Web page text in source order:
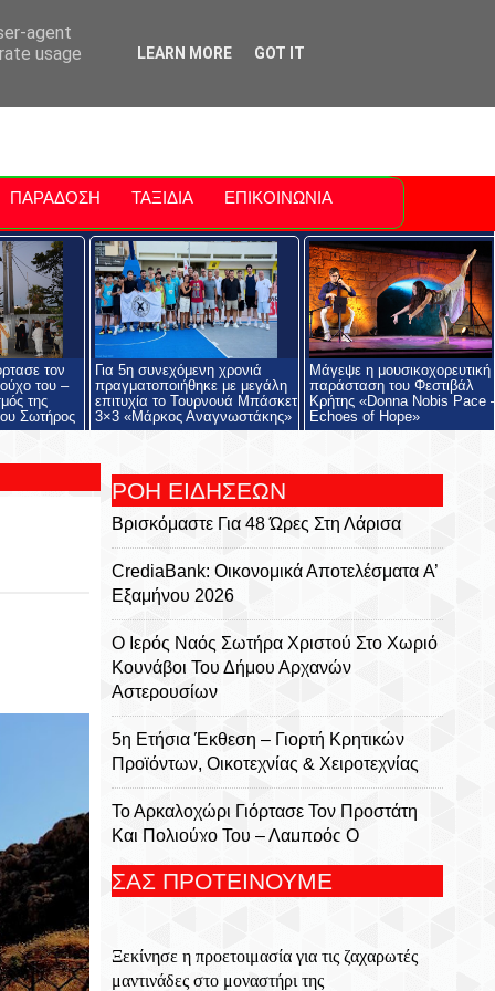
Polis
ΠΑΡΑΔΟΣΗ ΤΑΞΙΔΙΑ ΕΠΙΚΟΙΝΩΝΙΑ
τον
του –
της
Σωτήρος
Για 5η συνεχόμενη χρονιά
πραγματοποιήθηκε με μεγάλη
επιτυχία το Τουρνουά Μπάσκετ
3×3 «Μάρκος Αναγνωστάκης»
Μάγεψε η μουσικοχορευτική
παράσταση του Φεστιβάλ
Κρήτης «Donna Nobis Pace
Echoes of Hope»
ΡΟΗ ΕΙΔΗΣΕΩΝ
Βρισκόμαστε Για 48 Ώρες Στη Λάρισα
CrediaBank: Οικονομικά Αποτελέσματα A’
Εξαμήνου 2026
Ο Ιερός Ναός Σωτήρα Χριστού Στο Χωριό
Κουνάβοι Του Δήμου Αρχανών
Αστερουσίων
5η Ετήσια Έκθεση – Γιορτή Κρητικών
Προϊόντων, Οικοτεχνίας & Χειροτεχνίας
Το Αρκαλοχώρι Γιόρτασε Τον Προστάτη
Και Πολιούχο Του – Λαμπρός Ο
Σωτήρος
Πραγματοποιήθηκε Με Μεγάλη Επιτυχία
Το Τουρνουά Μπάσκετ 3×3 «Μάρκος
ΣΑΣ ΠΡΟΤΕΙΝΟΥΜΕ
Ξεκίνησε η προετοιμασία για τις ζαχαρωτές
μαντινάδες στο μοναστήρι της
agent
usage
LEARN MORE GOT IT